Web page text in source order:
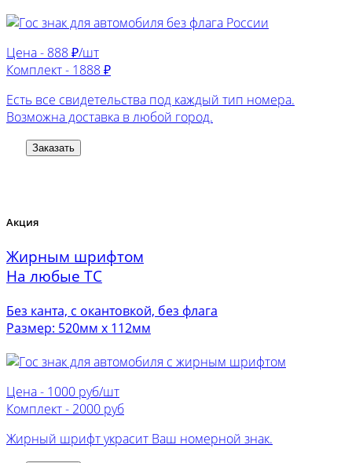
Цена - 888 ₽/шт
Комплект - 1888 ₽
Есть все свидетельства под каждый тип номера.
Возможна доставка в любой город.
Заказать
Акция
Жирным шрифтом
На любые ТС
Без канта, с окантовкой, без флага
Размер: 520мм х 112мм
Цена - 1000 руб/шт
Комплект - 2000 руб
Жирный шрифт украсит Ваш номерной знак.